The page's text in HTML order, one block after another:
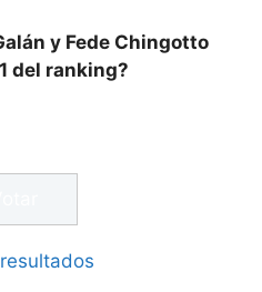
y Fede Chingotto
del ranking?